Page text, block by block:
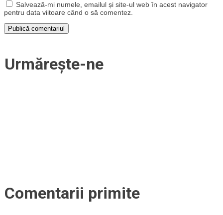
Salvează-mi numele, emailul și site-ul web în acest navigator
pentru data viitoare când o să comentez.
Urmărește-ne
Comentarii primite